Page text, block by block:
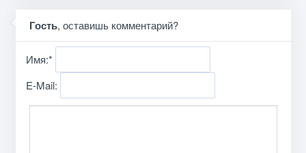
Гость, оставишь комментарий?
Имя:*
E-Mail: